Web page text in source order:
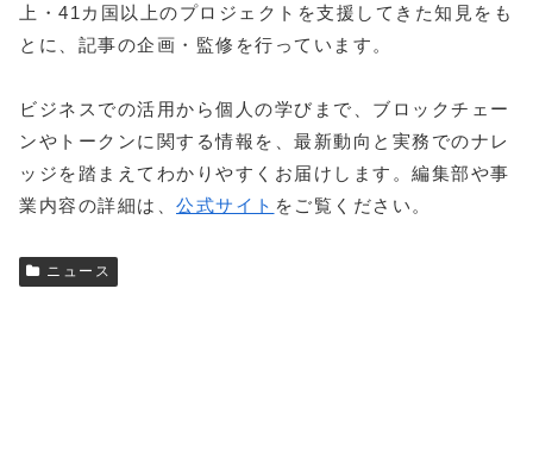
上・41カ国以上のプロジェクトを支援してきた知見をも
とに、記事の企画・監修を行っています。
ビジネスでの活用から個人の学びまで、ブロックチェー
ンやトークンに関する情報を、最新動向と実務でのナレ
ッジを踏まえてわかりやすくお届けします。編集部や事
業内容の詳細は、 公式サイト をご覧ください。
ニュース